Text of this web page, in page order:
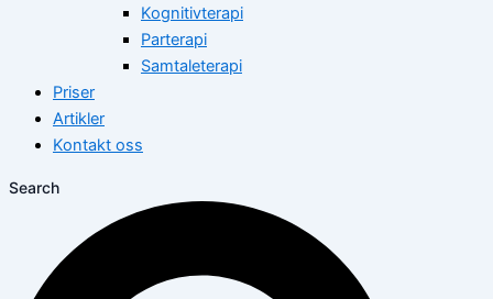
Kognitivterapi
Parterapi
Samtaleterapi
Priser
Artikler
Kontakt oss
Search